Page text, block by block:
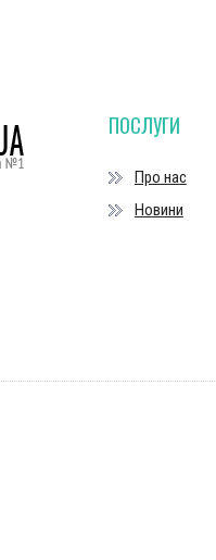
ПОСЛУГИ
Про нас
Новини